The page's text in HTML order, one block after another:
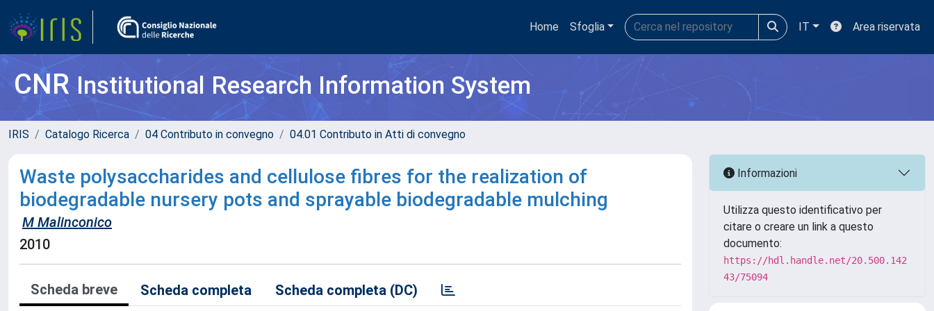
Home Sfoglia IT Area riservata
CNRInstitutional Research Information System
IRIS Catalogo Ricerca 04 Contributo in convegno 04.01 Contributo in Atti di convegno
Waste polysaccharides and cellulose fibres for the realization of
biodegradable nursery pots and sprayable biodegradable mulching
M Malinconico
2010
Scheda breve Scheda completa Scheda completa (DC)
Informazioni
Utilizza questo identificativo per
citare o creare un link a questo
documento:
https://hdl.handle.net/20.500.142
43/75094